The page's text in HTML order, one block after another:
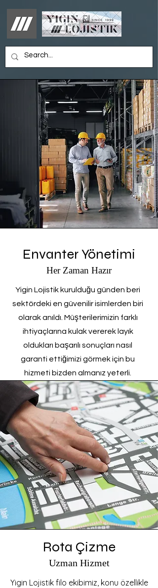
Envanter Yönetimi
Her Zaman Hazır
Yigin Lojistik kurulduğu günden beri
sektördeki en güvenilir isimlerden biri
olarak anıldı. Müşterilerimizin farklı
ihtiyaçlarına kulak vererek layık
oldukları başarılı sonuçları nasıl
garanti ettiğimizi görmek için bu
hizmeti bizden almanız yeterli.
Rota Çizme
Uzman Hizmet
Yigin Lojistik filo ekibimiz, konu özellikle